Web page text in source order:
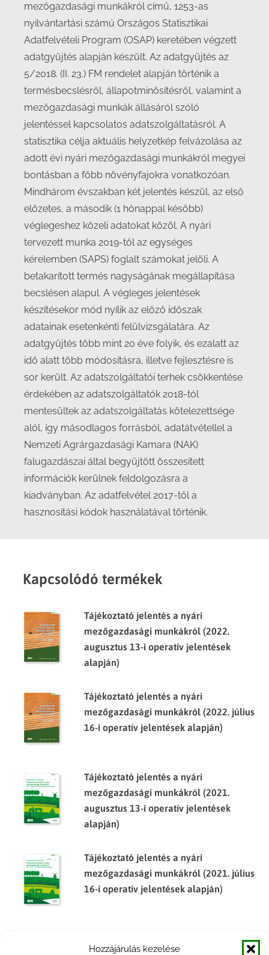
Hozzájárulás kezelése
mezőgazdasági munkákról című, 1253-as
nyilvántartási számú Országos Statisztikai
Adatfelvételi Program (OSAP) keretében végzett
adatgyűjtés alapján készült. Az adatgyűjtés az
5/2018. (II. 23.) FM rendelet alapján történik a
termésbecslésről, állapotminősítésről, valamint a
mezőgazdasági munkák állásáról szóló
jelentéssel kapcsolatos adatszolgáltatásról. A
statisztika célja aktuális helyzetkép felvázolása az
adott évi nyári mezőgazdasági munkákról megyei
bontásban a főbb növényfajokra vonatkozóan.
Mindhárom évszakban két jelentés készül, az első
előzetes, a második (1 hónappal később)
véglegeshez közeli adatokat közöl. A nyári
tervezett munka 2019-től az egységes
kérelemben (SAPS) foglalt számokat jelöli. A
betakarított termés nagyságának megállapítása
becslésen alapul. A végleges jelentések
készítésekor mód nyílik az előző időszak
adatainak esetenkénti felülvizsgálatára. Az
adatgyűjtés több mint 20 éve folyik, és ezalatt az
idő alatt több módosításra, illetve fejlesztésre is
sor került. Az adatszolgáltatói terhek csökkentése
érdekében az adatszolgáltatók 2018-tól
mentesültek az adatszolgáltatás kötelezettsége
alól, így másodlagos forrásból, adatátvétellel a
Nemzeti Agrárgazdasági Kamara (NAK)
falugazdászai által begyűjtött összesített
információk kerülnek feldolgozásra a
kiadványban. Az adatfelvétel 2017-től a
hasznosítási kódok használatával történik.
Kapcsolódó termékek
Tájékoztató jelentés a nyári
mezőgazdasági munkákról (2022.
augusztus 13-i operatív jelentések
alapján)
Tájékoztató jelentés a nyári
mezőgazdasági munkákról (2022. július
16-i operatív jelentések alapján)
Tájékoztató jelentés a nyári
mezőgazdasági munkákról (2021.
augusztus 13-i operatív jelentések
alapján)
Tájékoztató jelentés a nyári
mezőgazdasági munkákról (2021. július
16-i operatív jelentések alapján)